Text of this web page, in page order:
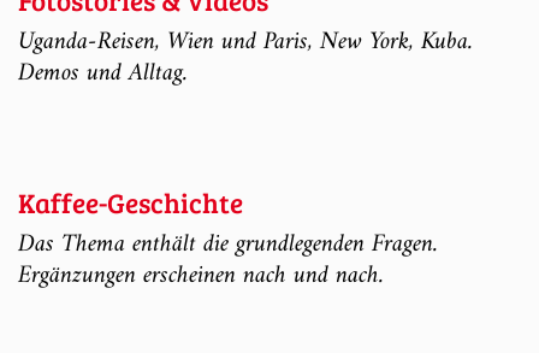
Uganda-Reisen, Wien und Paris, New York, Kuba.
Demos und Alltag.
Kaffee-Geschichte
Das Thema enthält die grundlegenden Fragen.
Ergänzungen erscheinen nach und nach.